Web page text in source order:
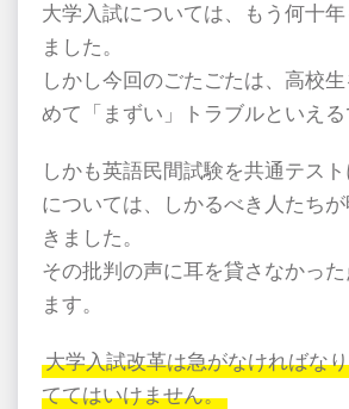
大学入試については、もう何十
ました。
しかし今回のごたごたは、高校
めて「まずい」トラブルといえる
しかも英語民間試験を共通テス
については、しかるべき人たち
きました。
その批判の声に耳を貸さなかっ
ます。
大学入試改革は急がなければな
ててはいけません。